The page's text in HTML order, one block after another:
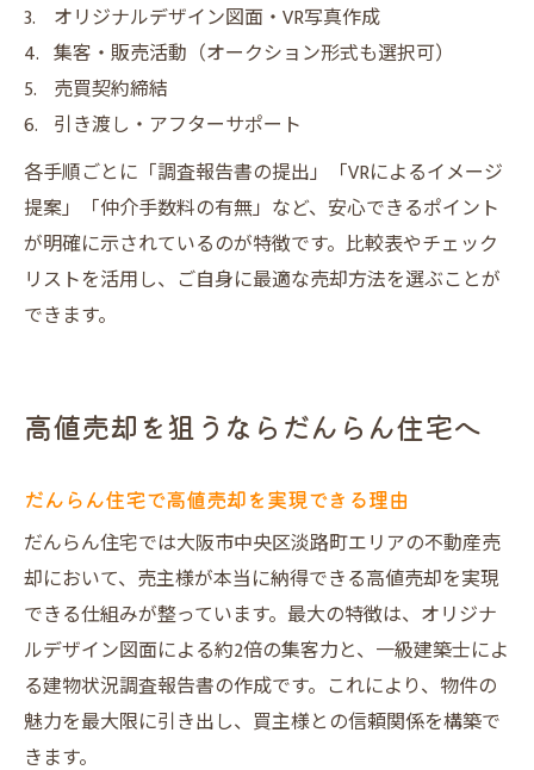
オリジナルデザイン図面・VR写真作成
集客・販売活動（オークション形式も選択可）
売買契約締結
引き渡し・アフターサポート
各手順ごとに「調査報告書の提出」「VRによるイメージ
提案」「仲介手数料の有無」など、安心できるポイント
が明確に示されているのが特徴です。比較表やチェック
リストを活用し、ご自身に最適な売却方法を選ぶことが
できます。
高値売却を狙うならだんらん住宅へ
だんらん住宅で高値売却を実現できる理由
だんらん住宅では大阪市中央区淡路町エリアの不動産売
却において、売主様が本当に納得できる高値売却を実現
できる仕組みが整っています。最大の特徴は、オリジナ
ルデザイン図面による約2倍の集客力と、一級建築士によ
る建物状況調査報告書の作成です。これにより、物件の
魅力を最大限に引き出し、買主様との信頼関係を構築で
きます。